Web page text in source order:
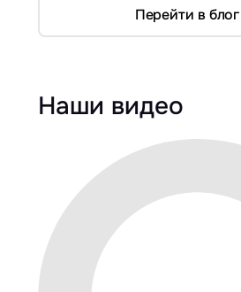
Перейти в блог
Наши видео